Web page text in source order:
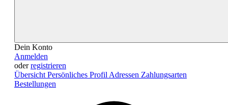
Dein Konto
Anmelden
oderregistrieren
Übersicht Persönliches Profil Adressen Zahlungsarten
Bestellungen